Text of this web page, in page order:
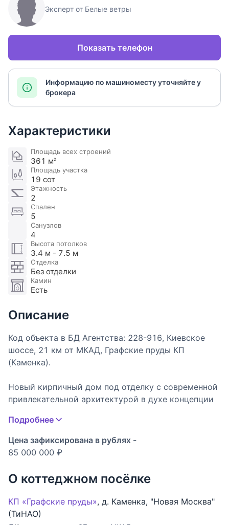
Эксперт от Белые ветры
Показать телефон
Информацию по машиноместу уточняйте у
брокера
Характеристики
Площадь всех строений
361 м2
Площадь участка
19 сот
Этажность
2
Спален
5
Санузлов
4
Высота потолков
3.4 м - 7.5 м
Отделка
Без отделки
Камин
Есть
Описание
Код объекта в БД Агентства: 228-916, Киевское
шоссе, 21 км от МКАД, Графские пруды КП
(Каменка).
Новый кирпичный дом под отделку с современной
привлекательной архитектурой в духе концепции
стандартам строительства. В доме высокие
потолки, масштабное остекление с окнами от пола,
просторные жилые помещения, в том числе 5
балконы. Дом стоит на большом ровном участке в
престижной локации. Территория окружена лесом
и находится в тихой живописной тупиковой зоне в
конце улицы коттеджного посёлка премиум-
класса. В нём собственное озеро с пляжем,
Подробнее
Цена зафиксирована в рублях -
85 000 000 ₽
О коттеджном посёлке
КП «Графские пруды», д. Каменка, "Новая Москва"
(ТиНАО)